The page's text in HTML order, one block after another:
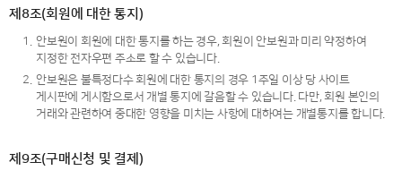
제8조(회원에 대한 통지)
1.
안보원이 회원에 대한 통지를 하는 경우, 회원이 안보원과 미리 약정하여
지정한 전자우편 주소로 할 수 있습니다.
2.
안보원은 불특정다수 회원에 대한 통지의 경우 1주일 이상 당 사이트
게시판에 게시함으로서 개별 통지에 갈음할 수 있습니다. 다만, 회원 본인의
거래와 관련하여 중대한 영향을 미치는 사항에 대하여는 개별통지를 합니다.
제9조(구매신청 및 결제)